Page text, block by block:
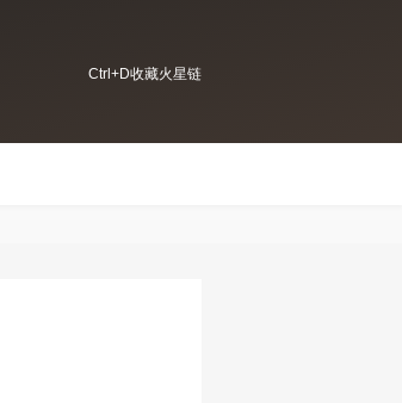
Ctrl+D收藏火星链